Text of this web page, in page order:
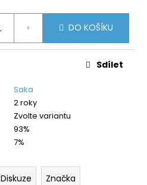
DO KOŠÍKU
Saka
2 roky
Zvolte variantu
93%
7%
Sdílet
Diskuze Značka